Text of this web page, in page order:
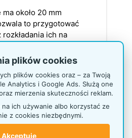
około 20 mm
to przygotować
ich na
wykorzystać
się w recepcjach,
urzędach,
plików cookies
plików cookies oraz – za Twoją
Analytics i Google Ads. Służą one
mierzenia skuteczności reklam.
ich używanie albo korzystać ze
z cookies niezbędnymi.
Akceptuję